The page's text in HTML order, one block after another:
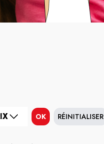
OK RÉINITIALISER